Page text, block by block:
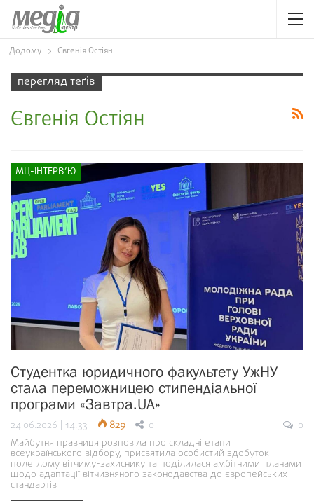
Додому Євгенія Остіян
перегляд теґів
Євгенія Остіян
МЦ-ІНТЕРВ’Ю
Студентка юридичного факультету УжНУ
стала переможницею стипендіальної
програми «Завтра.UA»
24.06.2026 | 14:33 829 0
0
Майбутня правниця розповіла про складні етапи
всеукраїнського відбору, присвятила особистий здобуток
полеглому вітчиму-захиснику та поділилася амбітними планами
щодо адаптації вітчизняного законодавства до європейських
стандартів